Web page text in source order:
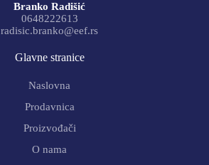
Branko Radišić
0648222613
radisic.branko@eef.rs
Glavne stranice
Naslovna
Prodavnica
Proizvođači
O nama